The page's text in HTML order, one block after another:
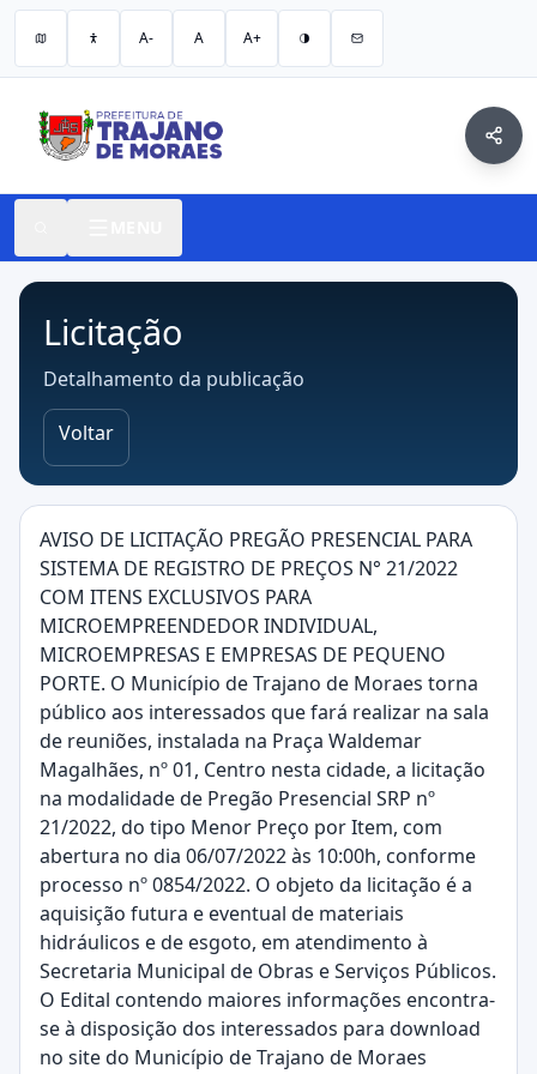
A- A A+
Licitação
Detalhamento da publicação
Voltar
AVISO DE LICITAÇÃO PREGÃO PRESENCIAL PARA
SISTEMA DE REGISTRO DE PREÇOS N° 21/2022
COM ITENS EXCLUSIVOS PARA
MICROEMPREENDEDOR INDIVIDUAL,
MICROEMPRESAS E EMPRESAS DE PEQUENO
PORTE. O Município de Trajano de Moraes torna
público aos interessados que fará realizar na sala
de reuniões, instalada na Praça Waldemar
Magalhães, nº 01, Centro nesta cidade, a licitação
na modalidade de Pregão Presencial SRP nº
21/2022, do tipo Menor Preço por Item, com
abertura no dia 06/07/2022 às 10:00h, conforme
processo nº 0854/2022. O objeto da licitação é a
aquisição futura e eventual de materiais
hidráulicos e de esgoto, em atendimento à
Secretaria Municipal de Obras e Serviços Públicos.
O Edital contendo maiores informações encontra-
se à disposição dos interessados para download
no site do Município de Trajano de Moraes